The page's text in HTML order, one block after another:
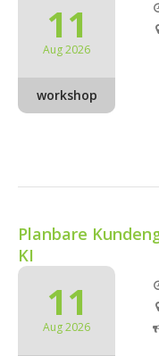
11
Aug 2026
workshop
Planbare
KI
11
Aug 2026